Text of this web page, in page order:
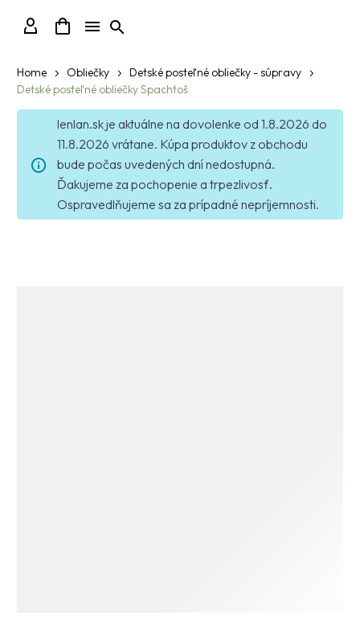
Home Obliečky
Detské posteľné obliečky - súpravy
Detské posteľné obliečky Spachtoš
lenlan.sk je aktuálne na dovolenke od 1.8.2026 do
11.8.2026 vrátane. Kúpa produktov z obchodu
bude počas uvedených dní nedostupná.
Ďakujeme za pochopenie a trpezlivosť.
Ospravedlňujeme sa za prípadné nepríjemnosti.